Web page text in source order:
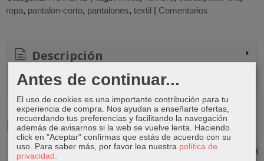
ropa pantalon-corto pantalones textil | Comentarios
Descripción
Comentarios
Productos Relacionados
-38 % -34 % -36 % -35 %
Antes de continuar...
El uso de cookies es una importante contribución para tu
experiencia de compra. Nos ayudan a enseñarte ofertas,
recuerdando tus preferencias y facilitando la navegación
además de avisarnos si la web se vuelve lenta. Haciendo
click en "Aceptar" confirmas que estás de acuerdo con su
uso. Para saber más, por favor lea nuestra política de
privacidad